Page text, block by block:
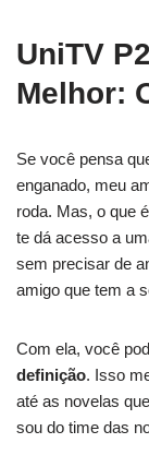
UniTV
Melhor:
Se você pensa
enganado, meu
roda. Mas, o que
te dá acesso a
sem precisar de
amigo que tem a
Com ela, você
definição. Isso
até as novelas
sou do time das